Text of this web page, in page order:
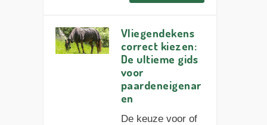
Vliegendekens
correct kiezen:
De ultieme gids
voor
paardeneigenar
en
De keuze voor of